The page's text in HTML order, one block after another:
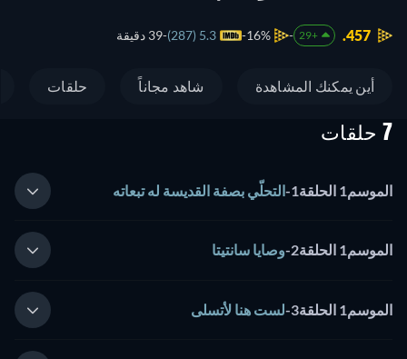
457.
+29
16%
5.3 (287) 39 دقيقة
أين يمكنك المشاهدة شاهد مجاناً حلقات
7 حلقات
الموسم1 الحلقة1 -التحلّي بصفة القديسة له تبعاته
الموسم1 الحلقة2 -وصايا سانتيتا
الموسم1 الحلقة3 -لست هنا لأتسلى